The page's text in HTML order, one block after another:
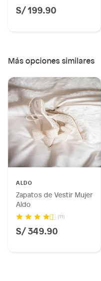
S/ 199.90
Más opciones similares
ALDO
Zapatos de Vestir Mujer
Aldo
(11)
S/ 349.90